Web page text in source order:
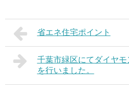
省エネ住宅ポイント
千葉市緑区にてダイヤ
を行いました。